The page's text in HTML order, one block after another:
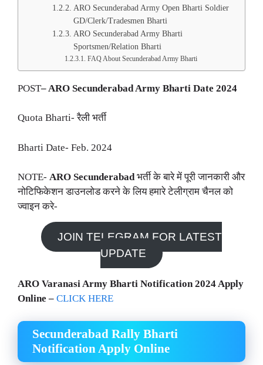
ARO Secunderabad Army Open Bharti Soldier
GD/Clerk/Tradesmen Bharti
ARO Secunderabad Army Bharti
Sportsmen/Relation Bharti
FAQ About Secunderabad Army Bharti
POST– ARO Secunderabad Army Bharti Date 2024
Quota Bharti- रैली भर्ती
Bharti Date- Feb. 2024
NOTE- ARO Secunderabadभर्ती के बारे में पूरी जानकारी और
नोटिफिकेशन डाउनलोड करने के लिय हमारे टेलीग्राम चैनल को
ज्वाइन करे-
JOIN TELEGRAM FOR LATEST
UPDATE
ARO Varanasi Army Bharti Notification 2024 Apply
Online – CLICK HERE
Secunderabad Rally Bharti
Notification Apply Online